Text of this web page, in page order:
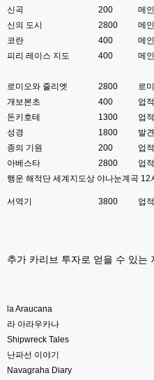
신곡
200 메
신의 도시
2800 메
코란
400 메
피리 레이스 지도
400 메
로미오와 줄리엣 2800 로
개보본초
400 업적
돈키호테
1300 업적
성경
1800 발
종의 기원
200 업적
아베스타
2800 업
행운 해적단 세계지도상 야나눈계곡
서역기 3800 업
추가 카리브 투자로 얻을 수 있는
la Araucana
라 아라우카나
Shipwreck Tales
난파선 이야기
Navagraha Diary
고게임77
8버전 공유하시는 분이 계셨는데
esils
고게임77
솔찍히 아직도 라이믹스보다 xe가 정
esils
솔직히 적응이 xe1이다보니깐 라이
ㅋ
esils
없을꺼같아서 ;;
비회원
ㅇ
채팅치믄 바로 반영 정상 ㅋ